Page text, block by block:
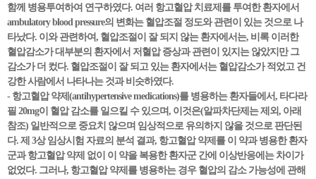
함께 병용투여하여 연구하였다. 여러 항고혈압 치료제를 투여한 환자에서
ambulatory blood pressure의 변화는 혈압조절 정도와 관련이 있는 것으로 나
타났다. 이와 관련하여, 혈압조절이 잘 되지 않는 환자에서는, 비록 이러한
혈압감소가 대부분의 환자에서 저혈압 증상과 관련이 있지는 않았지만 그
감소가 더 컸다. 혈압조절이 잘 되고 있는 환자에서는 혈압감소가 적었고 건
강한 사람에서 나타나는 것과 비슷하였다.
- 항고혈압 약제(antihypertensive medications)를 병용하는 환자들에서, 타다라
필 20mg이 혈압 감소를 일으킬 수 있으며, 이것은(알파차단제는 제외, 아래
참조) 일반적으로 중요치 않으며 임상적으로 유의하지 않을 것으로 판단된
다. 제 3상 임상시험 자료의 분석 결과, 항고혈압 약제를 이 약과 병용한 환자
군과 항고혈압 약제 없이 이 약을 복용한 환자군 간에 이상반응에는 차이가
없었다. 그러나, 항고혈압 약제를 병용하는 경우 혈압의 감소 가능성에 관해